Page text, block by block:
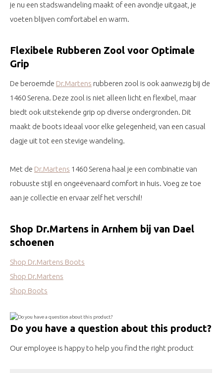
je nu een stadswandeling maakt of een avondje uitgaat, je
voeten blijven comfortabel en warm.
Flexibele Rubberen Zool voor Optimale
Grip
De beroemde Dr.Martens rubberen zool is ook aanwezig bij de
1460 Serena. Deze zool is niet alleen licht en flexibel, maar
biedt ook uitstekende grip op diverse ondergronden. Dit
maakt de boots ideaal voor elke gelegenheid, van een casual
dagje uit tot een stevige wandeling.
Met de Dr.Martens 1460 Serena haal je een combinatie van
robuuste stijl en ongeëvenaard comfort in huis. Voeg ze toe
aan je collectie en ervaar zelf het verschil!
Shop Dr.Martens in Arnhem bij van Dael
schoenen
Shop Dr.Martens Boots
Shop Dr.Martens
Shop Boots
Do you have a question about this product?
Our employee is happy to help you find the right product